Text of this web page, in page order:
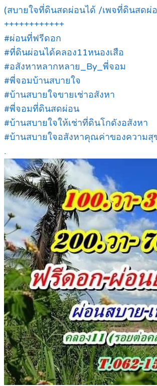
(สบายใจที่ดินสดผ่อนได้ /เพจที่ดินสดผ่
++++++++++++
#ผ่อนที่ฟรีดอก
#ที่ดินผ่อนได้คลอง11หนองเสือ
#อสังหาหลากหลาย_By_พี่จอม
#พี่จอมบ้านสบายใจ
#บ้านสบายใจขายเช่าอสังหา
#พี่จอมที่ดินสดผ่อน
#บ้านสบายใจให้เช่าที่ดินโกดังอสังหา
#บ้านสบายใจอสังหาคุณค่าของความสุ
.